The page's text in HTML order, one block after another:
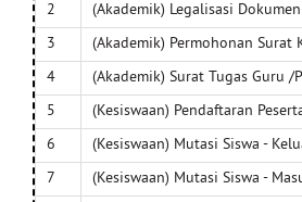
2
(Akademik) Legalisasi Dokumen
3
(Akademik) Permohonan Surat
4
(Akademik) Surat Tugas Guru /
5
(Kesiswaan) Pendaftaran
6
(Kesiswaan) Mutasi Siswa -
7
(Kesiswaan) Mutasi Siswa -